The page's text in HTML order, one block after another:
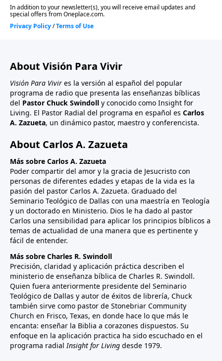
About Visión Para Vivir
Visión Para Vivir es la versión al español del popular
programa de radio que presenta las enseñanzas bíblicas
del Pastor Chuck Swindoll y conocido como Insight for
Living. El Pastor Radial del programa en español es Carlos
A. Zazueta, un dinámico pastor, maestro y conferencista.
About Carlos A. Zazueta
Más sobre Carlos A. Zazueta
Poder compartir del amor y la gracia de Jesucristo con
personas de diferentes edades y etapas de la vida es la
pasión del pastor Carlos A. Zazueta. Graduado del
Seminario Teológico de Dallas con una maestría en Teología
y un doctorado en Ministerio. Dios le ha dado al pastor
Carlos una sensibilidad para aplicar los principios bíblicos a
temas de actualidad de una manera que es pertinente y
fácil de entender.
Más sobre Charles R. Swindoll
Precisión, claridad y aplicación práctica describen el
ministerio de enseñanza bíblica de Charles R. Swindoll.
Quien fuera anteriormente presidente del Seminario
Teológico de Dallas y autor de éxitos de librería, Chuck
también sirve como pastor de Stonebriar Community
Church en Frisco, Texas, en donde hace lo que más le
encanta: enseñar la Biblia a corazones dispuestos. Su
enfoque en la aplicación practica ha sido escuchado en el
programa radialInsight for Living desde 1979.